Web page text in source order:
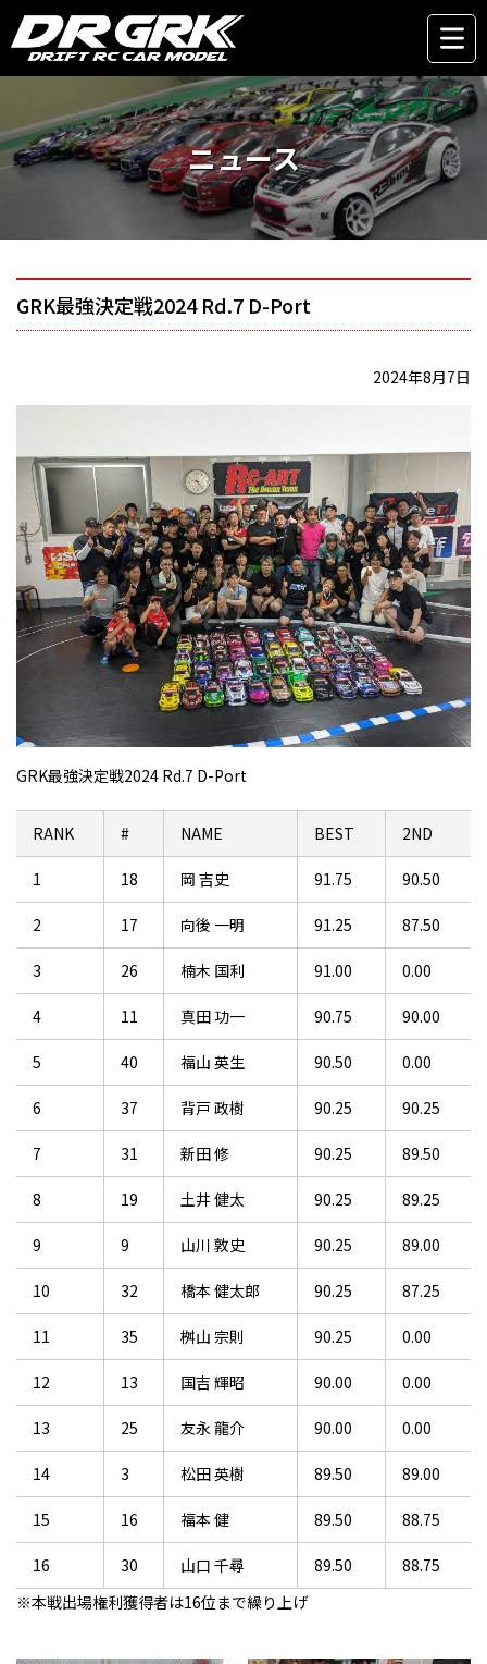
ニュース
GRK最強決定戦2024 Rd.7 D-Port
2024年8月7日
GRK最強決定戦2024 Rd.7 D-Port
RANK # NAME BEST 2ND
1 18 岡 吉史 91.75 90.50
2 17 向後 一明 91.25 87.50
3 26 楠木 国利 91.00 0.00
4 11 真田 功一 90.75 90.00
5 40 福山 英生 90.50 0.00
6 37 背戸 政樹 90.25 90.25
7 31 新田 修 90.25 89.50
8 19 土井 健太 90.25 89.25
9 9 山川 敦史 90.25 89.00
10 32 橋本 健太郎 90.25 87.25
11 35 桝山 宗則 90.25 0.00
12 13 国吉 輝昭 90.00 0.00
13 25 友永 龍介 90.00 0.00
14 3 松田 英樹 89.50 89.00
15 16 福本 健 89.50 88.75
16 30 山口 千尋 89.50
88.75
※本戦出場権利獲得者は16位まで繰り上げ